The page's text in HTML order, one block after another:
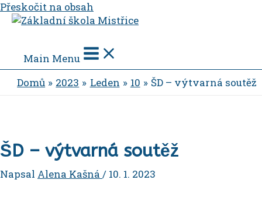
Přeskočit na obsah
Main Menu
Domů
2023 Leden 10 ŠD – výtvarná soutěž
ŠD – výtvarná soutěž
Napsal Alena Kašná / 10. 1. 2023